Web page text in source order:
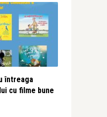
întreaga
cu filme bune